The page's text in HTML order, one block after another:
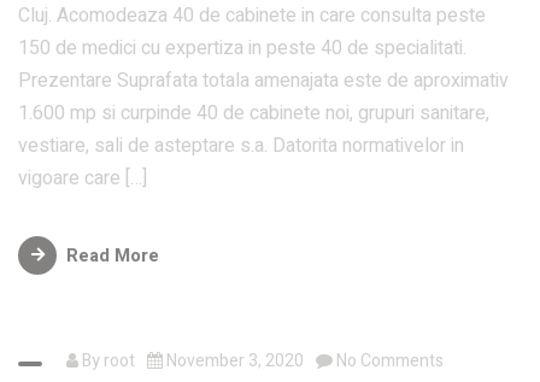
Cluj. Acomodeaza 40 de cabinete in care consulta peste
150 de medici cu expertiza in peste 40 de specialitati.
Prezentare Suprafata totala amenajata este de aproximativ
1.600 mp si curpinde 40 de cabinete noi, grupuri sanitare,
vestiare, sali de asteptare s.a. Datorita normativelor in
vigoare care […]
Read More
Byroot November 3, 2020 No Comments